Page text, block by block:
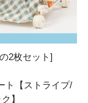
2枚セット]
ト【ストライプ/
】